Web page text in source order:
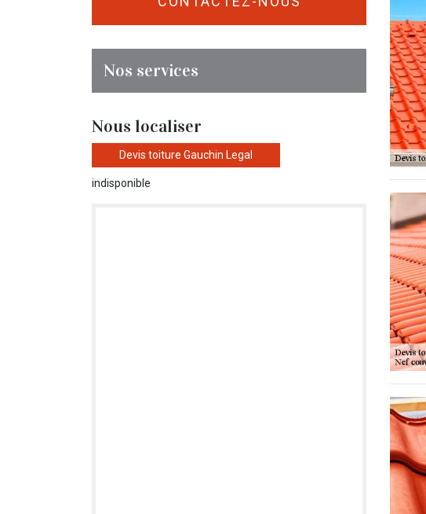
Nos services
Nous localiser
Devis toiture Gauchin Legal
indisponible